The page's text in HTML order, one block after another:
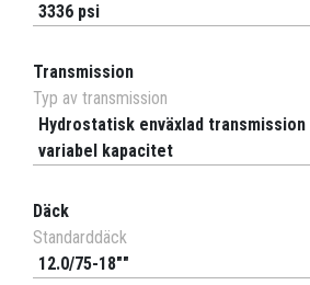
3336 psi
Transmission
Typ av transmission
Hydrostatisk enväxlad transmission
variabel kapacitet
Däck
Standarddäck
12.0/75-18""